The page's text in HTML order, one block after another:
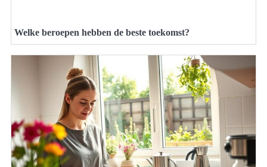
Welke beroepen hebben de beste toekomst?